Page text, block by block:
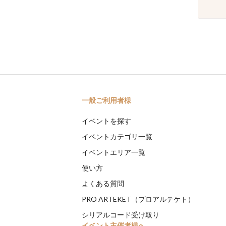
一般ご利用者様
イベントを探す
イベントカテゴリ一覧
イベントエリア一覧
使い方
よくある質問
PRO ARTEKET（プロアルテケト）
シリアルコード受け取り